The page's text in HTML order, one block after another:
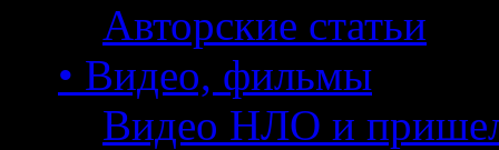
Авторские статьи
• Видео, фильмы
Видео НЛО и